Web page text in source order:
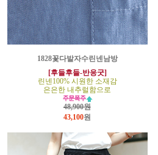
1828꽃다발자수린넨남방
[후들후들-반응굿]
린넨100% 시원한 소재감
은은한 내추럴함으로
48,900원
43,100원